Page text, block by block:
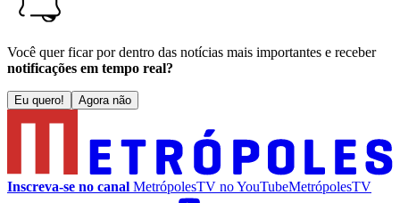
Você quer ficar por dentro das notícias mais importantes e receber
notificações em tempo real?
Eu quero! Agora não
Inscreva-se no canal MetrópolesTV noYouTubeMetrópolesTV